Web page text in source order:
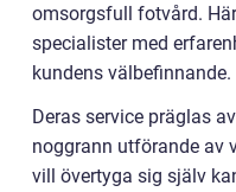
omsorgsfull fotvård.
specialister med
kundens välbefinnande.
Deras service präglas
noggrann utförande av
vill övertyga sig själv